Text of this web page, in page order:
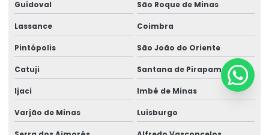
Guidoval São Roque de Minas
Lassance Coimbra
Pintópolis São João do Oriente
Catuji Santana de Pirapama
Ijaci Imbé de Minas
Varjão de Minas Luisburgo